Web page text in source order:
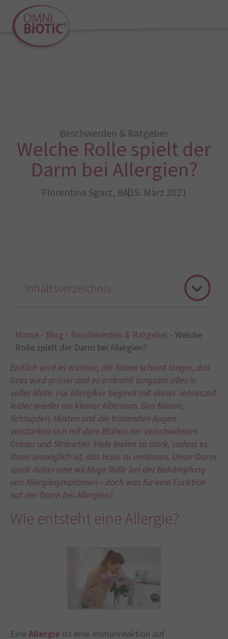
Beschwerden & Ratgeber
Welche Rolle spielt der
Darm bei Allergien?
Florentina Sgarz, BA15. März 2021
Home - Blog - Beschwerden & Ratgeber - Welche
Rolle spielt der Darm bei Allergien?
Endlich wird es wärmer, die Sonne scheint länger, das
Gras wird grüner und es erstrahlt langsam alles in
voller Blüte. Für Allergiker beginnt mit dieser Jahreszeit
leider wieder ein kleiner Albtraum. Das Niesen,
Schnupfen, Husten und die tränenden Augen
verstärken sich mit dem Blühen der verschiedenen
Gräser und Sträucher. Viele leiden so stark, sodass es
ihnen unmöglich ist, das Haus zu verlassen. Unser Darm
spielt dabei eine wichtige Rolle bei der Bekämpfung
von Allergiesymptomen – doch was für eine Funktion
hat der Darm bei Allergien?
Wie entsteht eine Allergie?
Eine Allergie ist eine Immunreaktion auf
Inhaltsverzeichnis